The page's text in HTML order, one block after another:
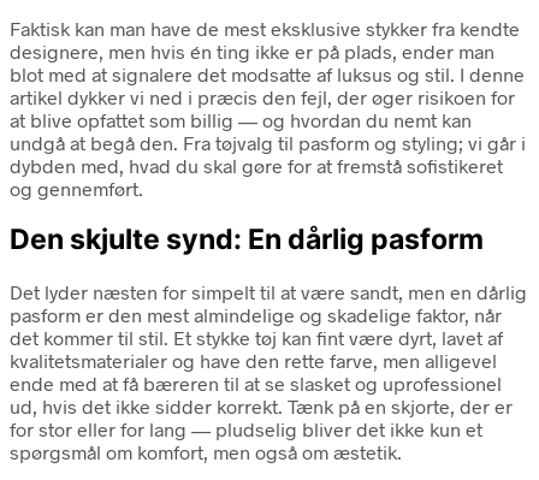
Faktisk kan man have de mest eksklusive stykker fra kendte
designere, men hvis én ting ikke er på plads, ender man
blot med at signalere det modsatte af luksus og stil. I denne
artikel dykker vi ned i præcis den fejl, der øger risikoen for
at blive opfattet som billig — og hvordan du nemt kan
undgå at begå den. Fra tøjvalg til pasform og styling; vi går i
dybden med, hvad du skal gøre for at fremstå sofistikeret
og gennemført.
Den skjulte synd: En dårlig pasform
Det lyder næsten for simpelt til at være sandt, men en dårlig
pasform er den mest almindelige og skadelige faktor, når
det kommer til stil. Et stykke tøj kan fint være dyrt, lavet af
kvalitetsmaterialer og have den rette farve, men alligevel
ende med at få bæreren til at se slasket og uprofessionel
ud, hvis det ikke sidder korrekt. Tænk på en skjorte, der er
for stor eller for lang — pludselig bliver det ikke kun et
spørgsmål om komfort, men også om æstetik.